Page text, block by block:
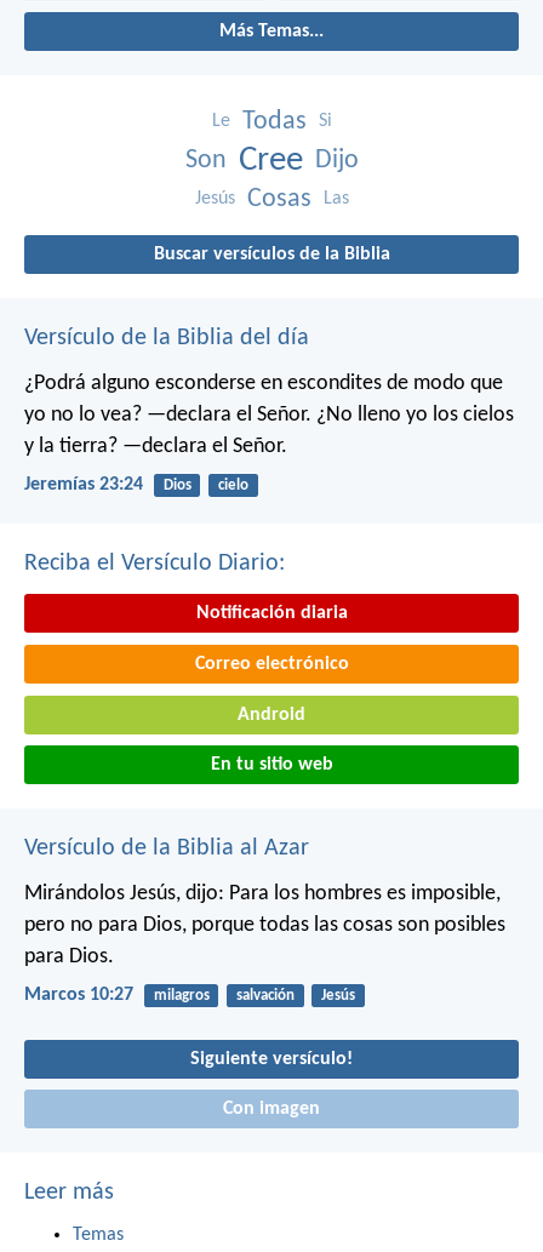
Más Temas...
Le Todas Si
Son Cree Dijo
Jesús Cosas Las
Buscar versículos de la Biblia
Versículo de la Biblia del día
¿Podrá alguno esconderse en escondites de modo que
yo no lo vea? —declara el Señor. ¿No lleno yo los cielos
y la tierra? —declara el Señor.
Jeremías 23:24 Dios cielo
Reciba el Versículo Diario:
Notificación diaria
Correo electrónico
Android
En tu sitio web
Versículo de la Biblia al Azar
Mirándolos Jesús, dijo: Para los hombres es imposible,
pero no para Dios, porque todas las cosas son posibles
para Dios.
Marcos 10:27 milagros salvación Jesús
Siguiente versículo!
Con imagen
Leer más
Temas